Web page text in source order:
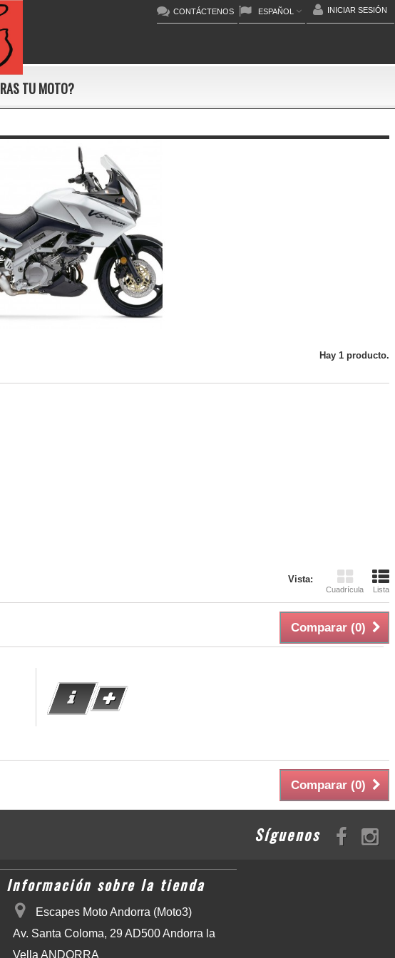
INICIAR SESIÓN
ESPAÑOL
CONTÁCTENOS
TU MOTO?
Hay 1 producto.
Vista:
Cuadrícula Lista
Comparar (0)
Comparar (0)
Síguenos
Información sobre la tienda
Escapes Moto Andorra (Moto3)
Av. Santa Coloma, 29 AD500 Andorra la
Vella ANDORRA